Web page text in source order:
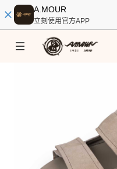
A.MOUR
立刻使用官方APP